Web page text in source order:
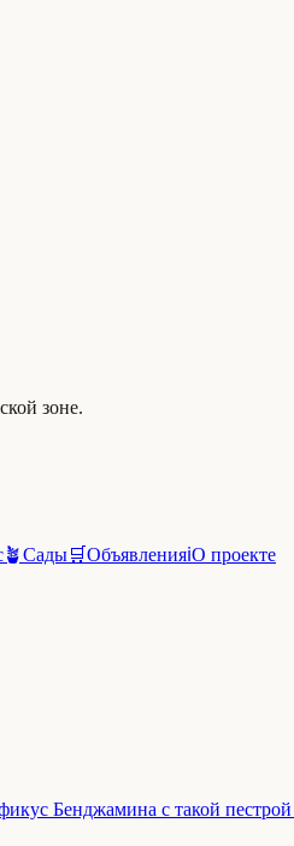
зоне.
🪴Сады🛒Объявленияℹ️О проекте
Бенджамина с такой пестрой